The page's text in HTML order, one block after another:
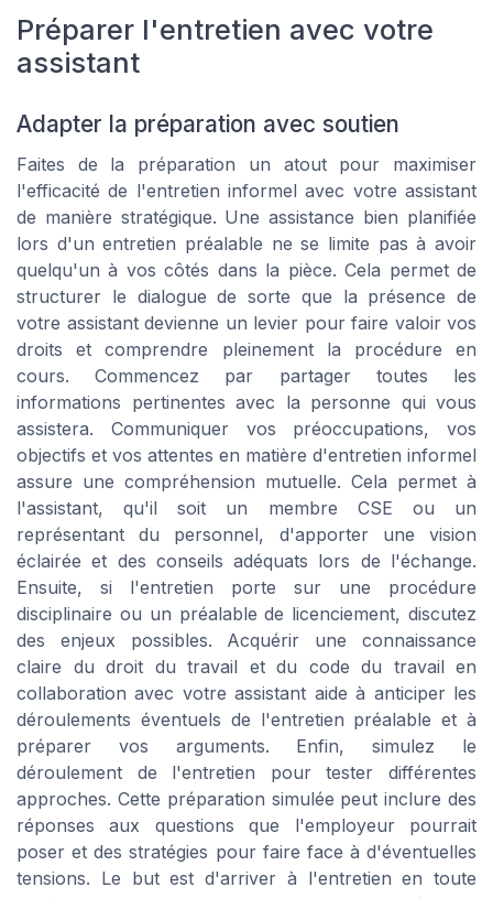
Préparer l'entretien avec votre
assistant
Adapter la préparation avec soutien
Faites de la préparation un atout pour maximiser
l'efficacité de l'entretien informel avec votre assistant
de manière stratégique. Une assistance bien planifiée
lors d'un entretien préalable ne se limite pas à avoir
quelqu'un à vos côtés dans la pièce. Cela permet de
structurer le dialogue de sorte que la présence de
votre assistant devienne un levier pour faire valoir vos
droits et comprendre pleinement la procédure en
cours. Commencez par partager toutes les
informations pertinentes avec la personne qui vous
assistera. Communiquer vos préoccupations, vos
objectifs et vos attentes en matière d'entretien informel
assure une compréhension mutuelle. Cela permet à
l'assistant, qu'il soit un membre CSE ou un
représentant du personnel, d'apporter une vision
éclairée et des conseils adéquats lors de l'échange.
Ensuite, si l'entretien porte sur une procédure
disciplinaire ou un préalable de licenciement, discutez
des enjeux possibles. Acquérir une connaissance
claire du droit du travail et du code du travail en
collaboration avec votre assistant aide à anticiper les
déroulements éventuels de l'entretien préalable et à
préparer vos arguments. Enfin, simulez le
déroulement de l'entretien pour tester différentes
approches. Cette préparation simulée peut inclure des
réponses aux questions que l'employeur pourrait
poser et des stratégies pour faire face à d'éventuelles
tensions. Le but est d'arriver à l'entretien en toute